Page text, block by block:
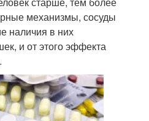
механизмы, сосуды
наличия в них
и от этого эффекта